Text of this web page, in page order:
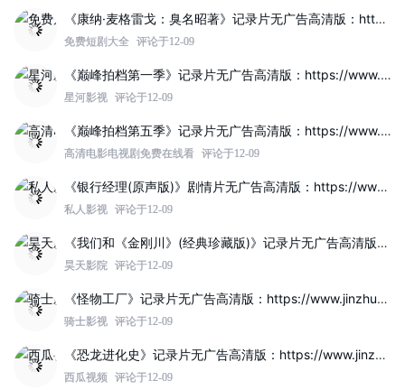
《康纳·麦格雷戈：臭名昭著》记录片无广告高清版：https://www.jinzhuqq.com/dyvideo/117812.html
免费短剧大全 评论于12-09
《巅峰拍档第一季》记录片无广告高清版：https://www.jinzhuqq.com/dyvideo/117821.html
星河影视 评论于12-09
《巅峰拍档第五季》记录片无广告高清版：https://www.jinzhuqq.com/dyvideo/117820.html
高清电影电视剧免费在线看 评论于12-09
《银行经理(原声版)》剧情片无广告高清版：https://www.jinzhuqq.com/dyvideo/117814.html
私人影视 评论于12-09
《我们和《金刚川》(经典珍藏版)》记录片无广告高清版：https://www.jinzhuqq.com/dyvideo/117808.html
昊天影院 评论于12-09
《怪物工厂》记录片无广告高清版：https://www.jinzhuqq.com/dyvideo/117807.html
骑士影视 评论于12-09
《恐龙进化史》记录片无广告高清版：https://www.jinzhuqq.com/dyvideo/117802.html
西瓜视频 评论于12-09